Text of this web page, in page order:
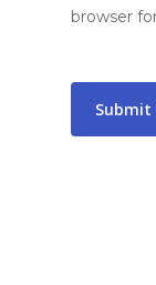
browser